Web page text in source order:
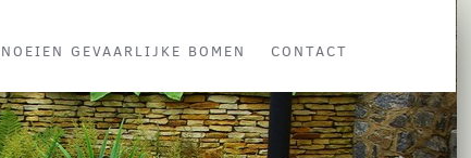
GEVAARLIJKE BOMEN CONTACT